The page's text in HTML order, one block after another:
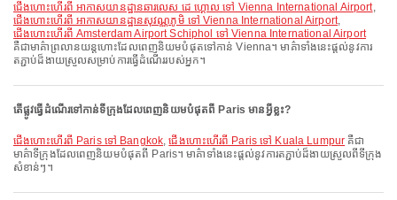
ជើងហោះហើរពី អាកាសយានដ្ឋានឆារលេស ដេ ហ្គោល ទៅ Vienna International Airport,
ជើងហោះហើរពី អាកាសយានដ្ឋានសុវណ្ណភូមិ ទៅ Vienna International Airport,
ជើងហោះហើរពី Amsterdam Airport Schiphol ទៅ Vienna International Airport
គឺជាមាគ៌ាព្រលានយន្តហោះដែលពេញនិយមបំផុតទៅកាន់ Vienna។ មាគ៌ាទាំងនេះផ្តល់នូវការ
តភ្ជាប់ដ៏ងាយស្រួលសម្រាប់ការធ្វើដំណើររបស់អ្នក។
តើផ្លូវធ្វើដំណើរទៅកាន់ទីក្រុងដែលពេញនិយមបំផុតពី Paris មានអ្វីខ្លះ?
ជើងហោះហើរពី Paris ទៅ Bangkok,ជើងហោះហើរពី Paris ទៅ Kuala Lumpur គឺជា
មាគ៌ាទីក្រុងដែលពេញនិយមបំផុតពី Paris។ មាគ៌ាទាំងនេះផ្តល់នូវការតភ្ជាប់ដ៏ងាយស្រួលពីទីក្រុង
សំខាន់ៗ។